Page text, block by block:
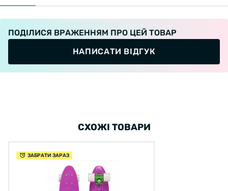
ПОДІЛИСЯ ВРАЖЕННЯМ ПРО ЦЕЙ ТОВАР
НАПИСАТИ ВІДГУК
СХОЖІ ТОВАРИ
ЗАБРАТИ ЗАРАЗ